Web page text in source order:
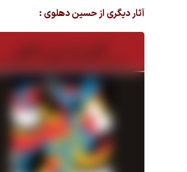
آثار دیگری از حسین دهلوی :